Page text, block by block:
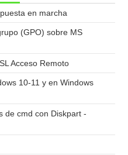
en marcha
(GPO) sobre MS
Acceso Remoto
10-11 y en Windows
de cmd con Diskpart -